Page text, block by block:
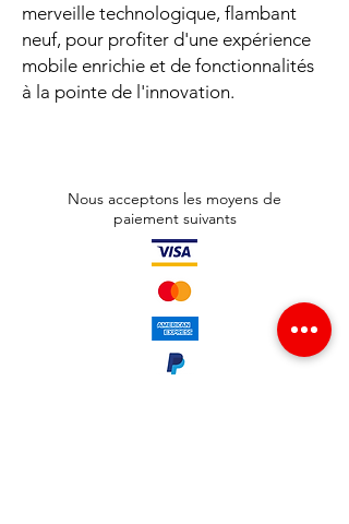
merveille technologique, flambant
neuf, pour profiter d'une expérience
mobile enrichie et de fonctionnalités
à la pointe de l'innovation.
Nous acceptons les moyens de
paiement suivants